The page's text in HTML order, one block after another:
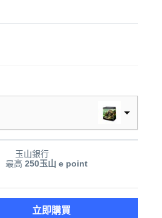
玉山銀行
最高 250玉山 e point
立即購買